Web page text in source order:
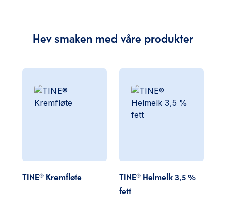
Hev smaken med våre produkter
TINE® Kremfløte
TINE® Helmelk 3,5 %
fett